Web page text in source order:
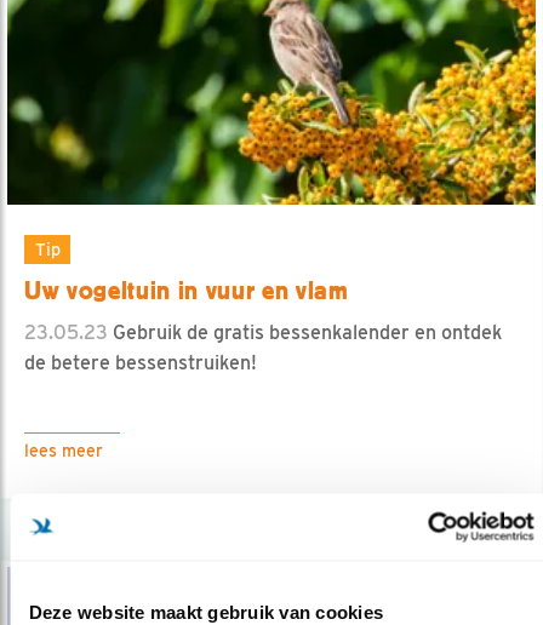
Deze website maakt gebruik van cookies
Tip
Uw vogeltuin in vuur en vlam
23.05.23 Gebruik de gratis bessenkalender en ontdek
de betere bessenstruiken!
lees meer